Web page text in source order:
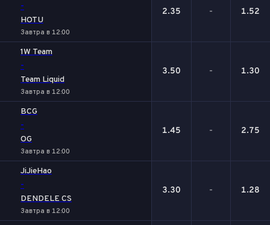
-
HOTU
Завтра в 12:00
2.35 - 1.52
1W Team
-
Team Liquid
Завтра в 12:00
3.50 - 1.30
BCG
-
OG
Завтра в 12:00
1.45 - 2.75
JiJieHao
-
DENDELE CS
Завтра в 12:00
3.30 - 1.28